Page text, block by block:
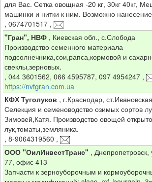
для Вас. Сетка овощная -20 кг, 30кг 40кг,
машинки и нитки к ним. Возможно
, 0674701517,
"Гран", НВФ, Киевская обл., с.Слобода
Производство семенного материала
подсолнечника,сои,рапса,кормовой и
свеклы,зерновых.
, 044 3601562, 066 4595787, 097 4954247,
https://nvfgran.com.ua
КФХ Туголуков , г.Краснодар, ст.Ивановская
Селекция и семеноводство озимых сортов
Зимовей,Катя. Производство овощей
лук,томаты,земляника.
, 8-9064319560 ,
ООО "ОилИнвестТранс" ,
77, офис 413
Запчасти к зерноуборочным и